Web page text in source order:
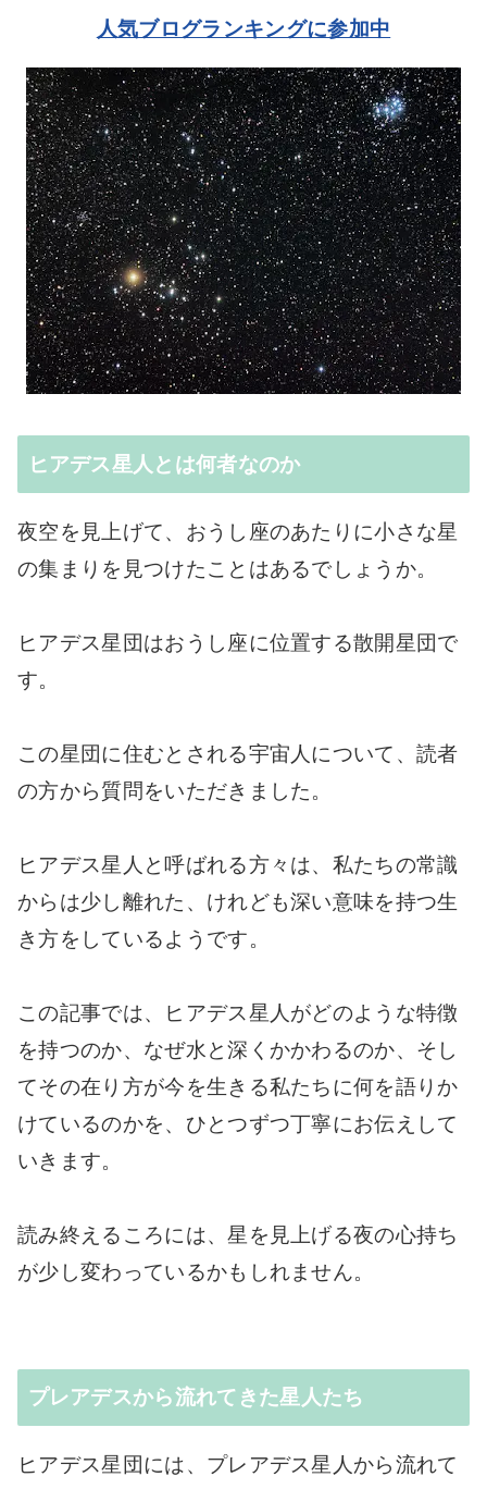
人気ブログランキングに参加中
ヒアデス星人とは何者なのか
夜空を見上げて、おうし座のあたりに小さな星
の集まりを見つけたことはあるでしょうか。
ヒアデス星団はおうし座に位置する散開星団で
す。
この星団に住むとされる宇宙人について、読者
の方から質問をいただきました。
ヒアデス星人と呼ばれる方々は、私たちの常識
からは少し離れた、けれども深い意味を持つ生
き方をしているようです。
この記事では、ヒアデス星人がどのような特徴
を持つのか、なぜ水と深くかかわるのか、そし
てその在り方が今を生きる私たちに何を語りか
けているのかを、ひとつずつ丁寧にお伝えして
いきます。
読み終えるころには、星を見上げる夜の心持ち
が少し変わっているかもしれません。
プレアデスから流れてきた星人たち
ヒアデス星団には、プレアデス星人から流れて